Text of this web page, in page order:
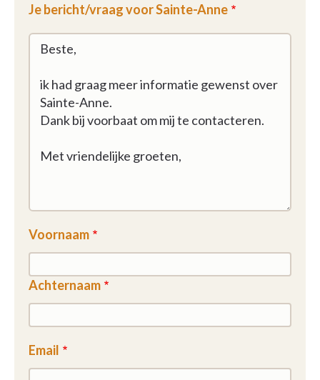
Je bericht/vraag voor Sainte-Anne
Voornaam
Achternaam
Email